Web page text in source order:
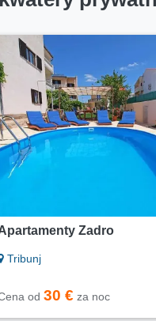
mobilny Resort
Šibenik
od 280 €za noc